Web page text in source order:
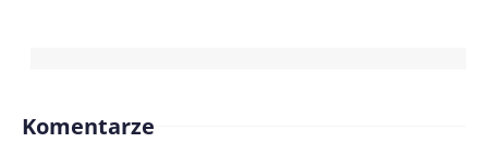
Komentarze